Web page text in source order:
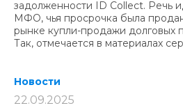
задолженности ID Collect. Речь
МФО, чья просрочка была
рынке купли-продажи долговых
Так, отмечается в материалах
Новости
22.09.2025